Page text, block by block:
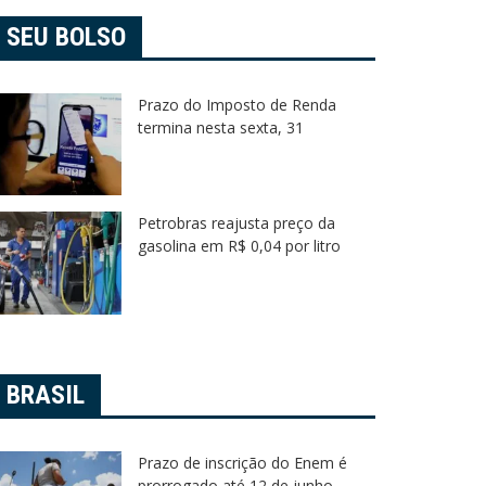
Civil alerta moradores de Mogi
SEU BOLSO
Prazo do Imposto de Renda
termina nesta sexta, 31
Petrobras reajusta preço da
gasolina em R$ 0,04 por litro
BRASIL
Prazo de inscrição do Enem é